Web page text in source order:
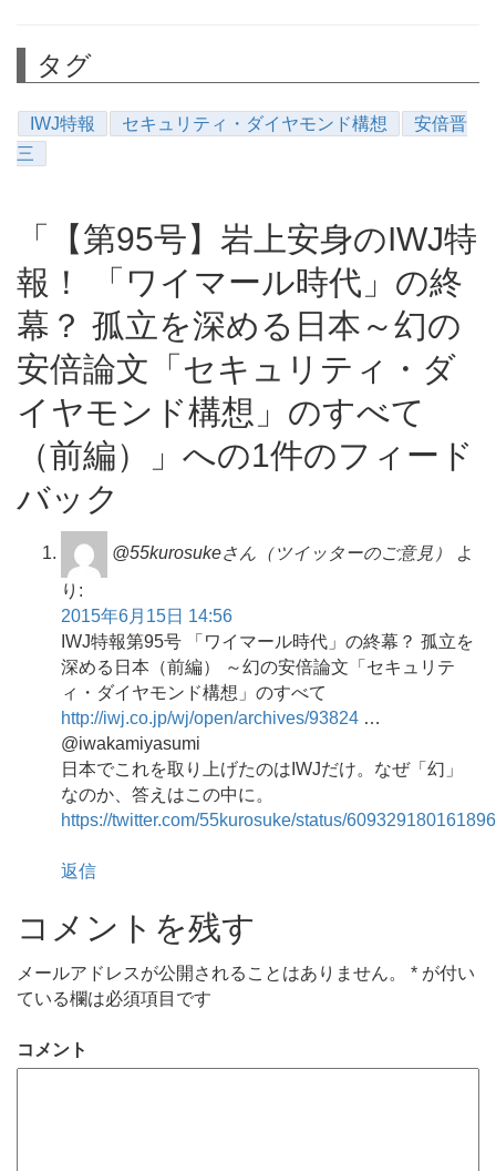
タグ
IWJ特報 セキュリティ・ダイヤモンド構想
安倍晋
三
「【第95号】岩上安身のIWJ特
報！ 「ワイマール時代」の終
幕？ 孤立を深める日本～幻の
安倍論文「セキュリティ・ダ
イヤモンド構想」のすべて
（前編）」への1件のフィード
バック
@55kurosukeさん（ツイッターのご意見）
よ
り:
2015年6月15日 14:56
IWJ特報第95号 「ワイマール時代」の終幕？ 孤立を
深める日本（前編） ～幻の安倍論文「セキュリテ
ィ・ダイヤモンド構想」のすべて
http://iwj.co.jp/wj/open/archives/93824 …
@iwakamiyasumi
日本でこれを取り上げたのはIWJだけ。なぜ「幻」
なのか、答えはこの中に。
https://twitter.com/55kurosuke/status/
返信
コメントを残す
メールアドレスが公開されることはありません。 * が付い
ている欄は必須項目です
コメント